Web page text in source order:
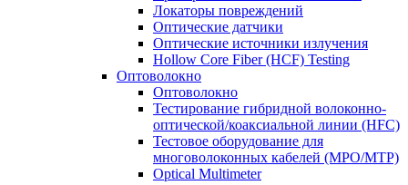
Локаторы повреждений
Оптические датчики
Оптические источники излучения
Hollow Core Fiber (HCF) Testing
Оптоволокно
Оптоволокно
Тестирование гибридной волоконно-
оптической/коаксиальной линии (HFC)
Тестовое оборудование для
многоволоконных кабелей (MPO/MTP)
Optical Multimeter